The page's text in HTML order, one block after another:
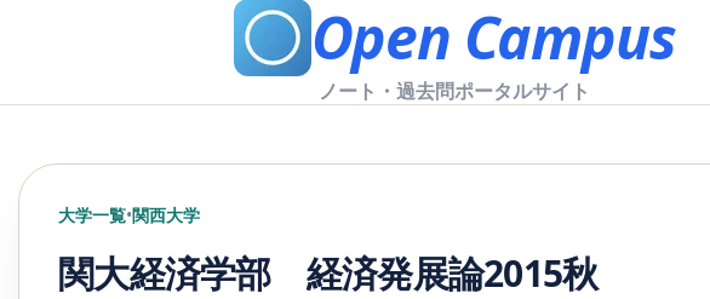
Open Campus
ノート・過去問ポータルサイト
大学一覧•関西大学
関大経済学部 経済発展論2015秋